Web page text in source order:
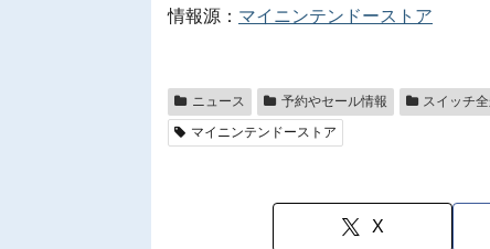
情報源： マイニンテンドーストア
ニュース 予約やセール情報 スイッチ
マイニンテンドーストア
X